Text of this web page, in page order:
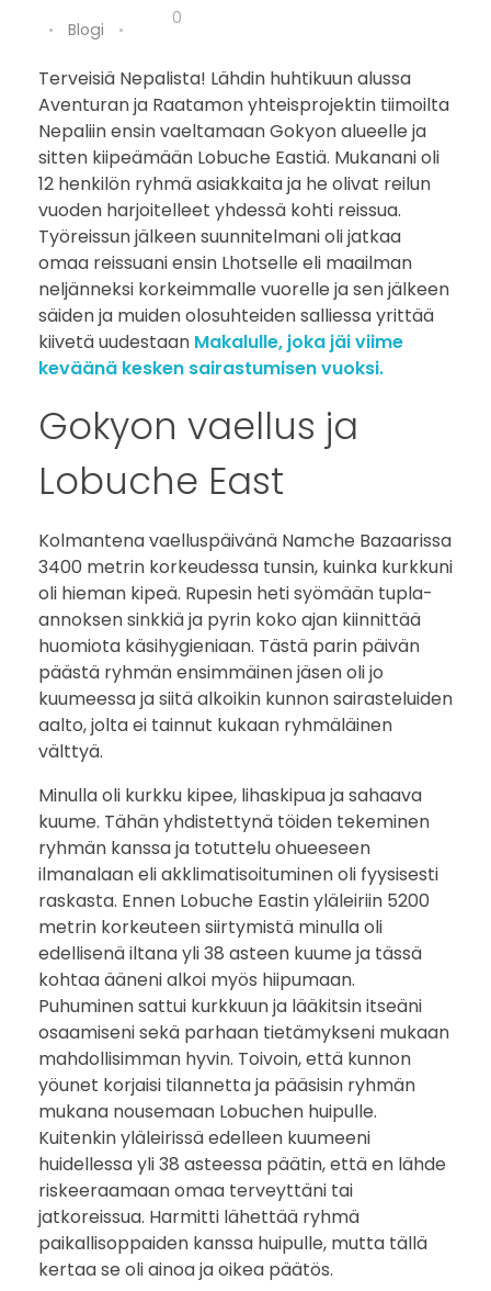
h
o
t
s
e
8
5
1
m
e
t
r
i
ä
–
o
n
g
e
l
m
a
s
t
a
t
o
Blogi
0
Terveisiä Nepalista! Lähdin huhtikuun alussa
Aventuran ja Raatamon yhteisprojektin tiimoilta
Nepaliin ensin vaeltamaan Gokyon alueelle ja
sitten kiipeämään Lobuche Eastiä. Mukanani oli
12 henkilön ryhmä asiakkaita ja he olivat reilun
vuoden harjoitelleet yhdessä kohti reissua.
Työreissun jälkeen suunnitelmani oli jatkaa
omaa reissuani ensin Lhotselle eli maailman
neljänneksi korkeimmalle vuorelle ja sen jälkeen
säiden ja muiden olosuhteiden salliessa yrittää
kiivetä uudestaan Makalulle, joka jäi viime
keväänä kesken sairastumisen vuoksi.
Gokyon vaellus ja
Lobuche East
Kolmantena vaelluspäivänä Namche Bazaarissa
3400 metrin korkeudessa tunsin, kuinka kurkkuni
oli hieman kipeä. Rupesin heti syömään tupla-
annoksen sinkkiä ja pyrin koko ajan kiinnittää
huomiota käsihygieniaan. Tästä parin päivän
päästä ryhmän ensimmäinen jäsen oli jo
kuumeessa ja siitä alkoikin kunnon sairasteluiden
aalto, jolta ei tainnut kukaan ryhmäläinen
välttyä.
Minulla oli kurkku kipee, lihaskipua ja sahaava
kuume. Tähän yhdistettynä töiden tekeminen
ryhmän kanssa ja totuttelu ohueeseen
ilmanalaan eli akklimatisoituminen oli fyysisesti
raskasta. Ennen Lobuche Eastin yläleiriin 5200
metrin korkeuteen siirtymistä minulla oli
edellisenä iltana yli 38 asteen kuume ja tässä
kohtaa ääneni alkoi myös hiipumaan.
Puhuminen sattui kurkkuun ja lääkitsin itseäni
osaamiseni sekä parhaan tietämykseni mukaan
mahdollisimman hyvin. Toivoin, että kunnon
yöunet korjaisi tilannetta ja pääsisin ryhmän
mukana nousemaan Lobuchen huipulle.
Kuitenkin yläleirissä edelleen kuumeeni
huidellessa yli 38 asteessa päätin, että en lähde
riskeeraamaan omaa terveyttäni tai
jatkoreissua. Harmitti lähettää ryhmä
paikallisoppaiden kanssa huipulle, mutta tällä
kertaa se oli ainoa ja oikea päätös.